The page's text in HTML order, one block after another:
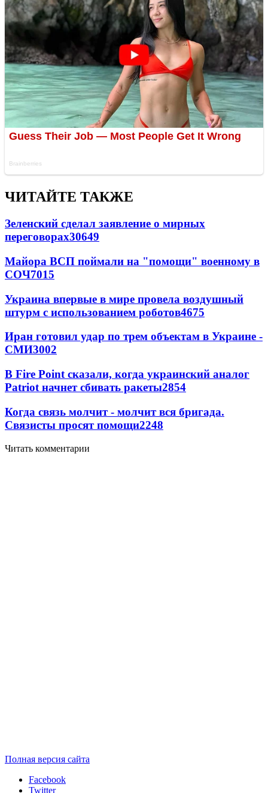
ЧИТАЙТЕ ТАКЖЕ
Зеленский сделал заявление о мирных
переговорах30649
Майора ВСП поймали на "помощи" военному в
СОЧ7015
Украина впервые в мире провела воздушный
штурм с использованием роботов4675
Иран готовил удар по трем объектам в Украине -
СМИ3002
В Fire Point сказали, когда украинский аналог
Patriot начнет сбивать ракеты2854
Когда связь молчит - молчит вся бригада.
Связисты просят помощи2248
Читать комментарии
Полная версия сайта
Facebook
Twitter